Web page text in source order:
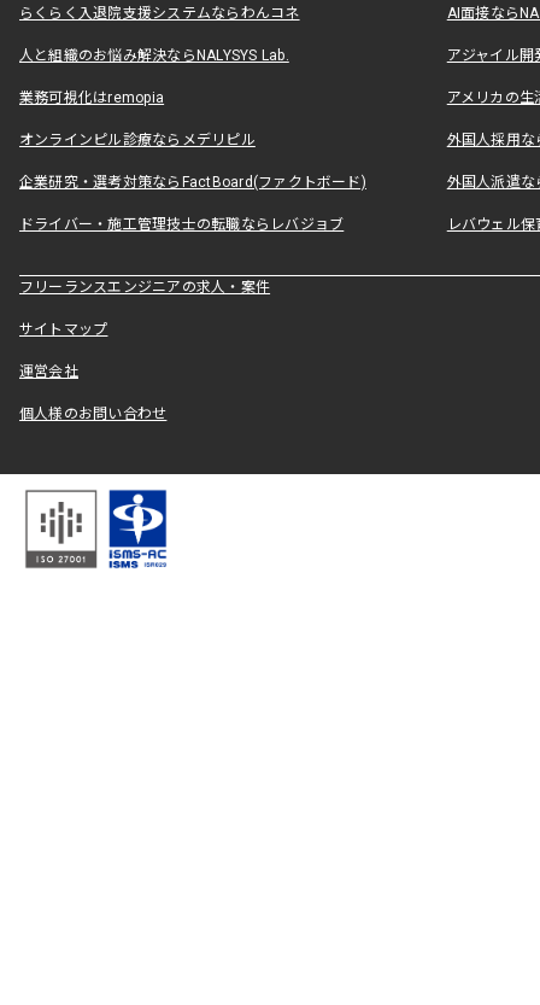
らくらく入退院支援システムならわんコネ AI面接なら
人と組織のお悩み解決ならNALYSYS Lab. アジャイル
業務可視化はremopia アメリカの
オンラインピル診療ならメデリピル 外国人採用
企業研究・選考対策ならFactBoard(ファクトボード) 外国人派遣な
ドライバー・施工管理技士の転職ならレバジョブ レバウェル
フリーランスエンジニアの求人・案件
サイトマップ
運営会社
個人様のお問い合わせ